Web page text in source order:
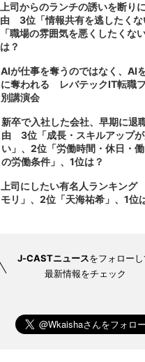
上司からのランチの誘いを断り
由 3位「情報共有を逃したくな
「職場の雰囲気を悪くしたくな
は？
AIが仕事を奪うのではなく、AI
に奪われる レバテックIT転職
別講演会
新卒で入社した会社、早期に退
由 3位「成長・スキルアップ
い」、2位「労働時間・休日・
の労働条件」、1位は？
上司にしたい有名人ランキン
モリ」、2位「天海祐希」、1位
J-CASTニュースをフォローし
最新情報をチェック